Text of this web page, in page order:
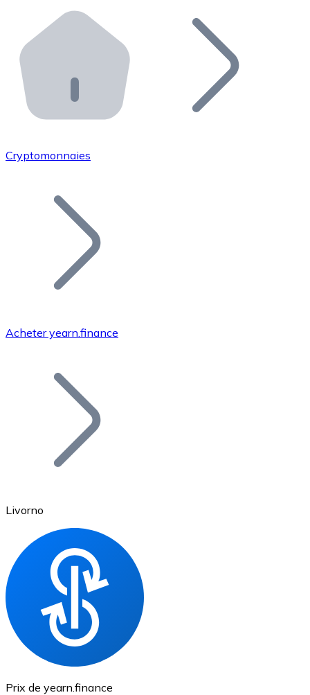
Distributeurs automatiques Bitnovo
Intégrez un ATM Bitnovo dans votre entreprise et
API Bitnovo
Intégrez notre API dans votre écosystème.
Rejoignez notre réseau de distributeurs et
Ajoutez le token de votre projet à notre service
Bitcoin
Ethereum
ETH
Cryptomonnaies
Acheter yearn.finance
Livorno
Prix de yearn.finance